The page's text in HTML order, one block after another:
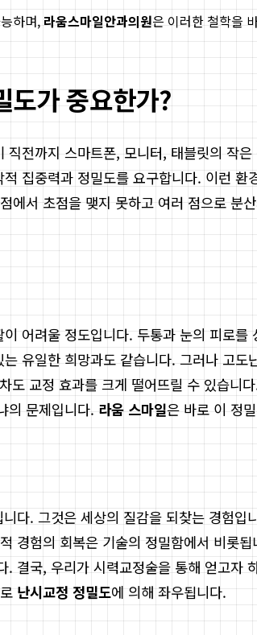
하며, 라움스마일안과의원은 이러한 철학을
도가 중요한가?
전까지 스마트폰, 모니터, 태블릿의 작
집중력과 정밀도를 요구합니다. 이런
서 초점을 맺지 못하고 여러 점으로 분
어려울 정도입니다. 두통과 눈의 피로
유일한 희망과도 같습니다. 그러나 고
도 교정 효과를 크게 떨어뜨릴 수 있습니
의 문제입니다. 라움 스마일은 바로 이 정
다. 그것은 세상의 질감을 되찾는 경험
경험의 회복은 기술의 정밀함에서 비롯
결국, 우리가 시력교정술을 통해 얻고자
난시교정 정밀도에 의해 좌우됩니다.